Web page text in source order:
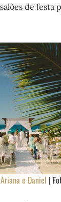
de festa
e Daniel |